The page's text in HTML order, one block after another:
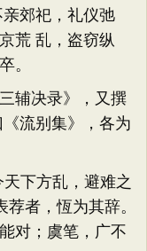
郊祀，礼仪弛
荒 乱，盗窃纵
。
辅决录》，又撰
流别集》，各为
下方乱，避难之
者，恆为其辞。
对；虞笔，广不